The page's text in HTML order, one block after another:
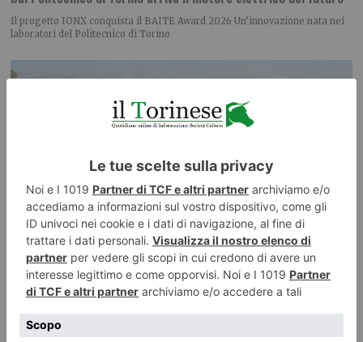
Il progetto IONX conquista il BAITE Award 2026 Un’innovazione nata nei
laboratori del Politecnico di Torino